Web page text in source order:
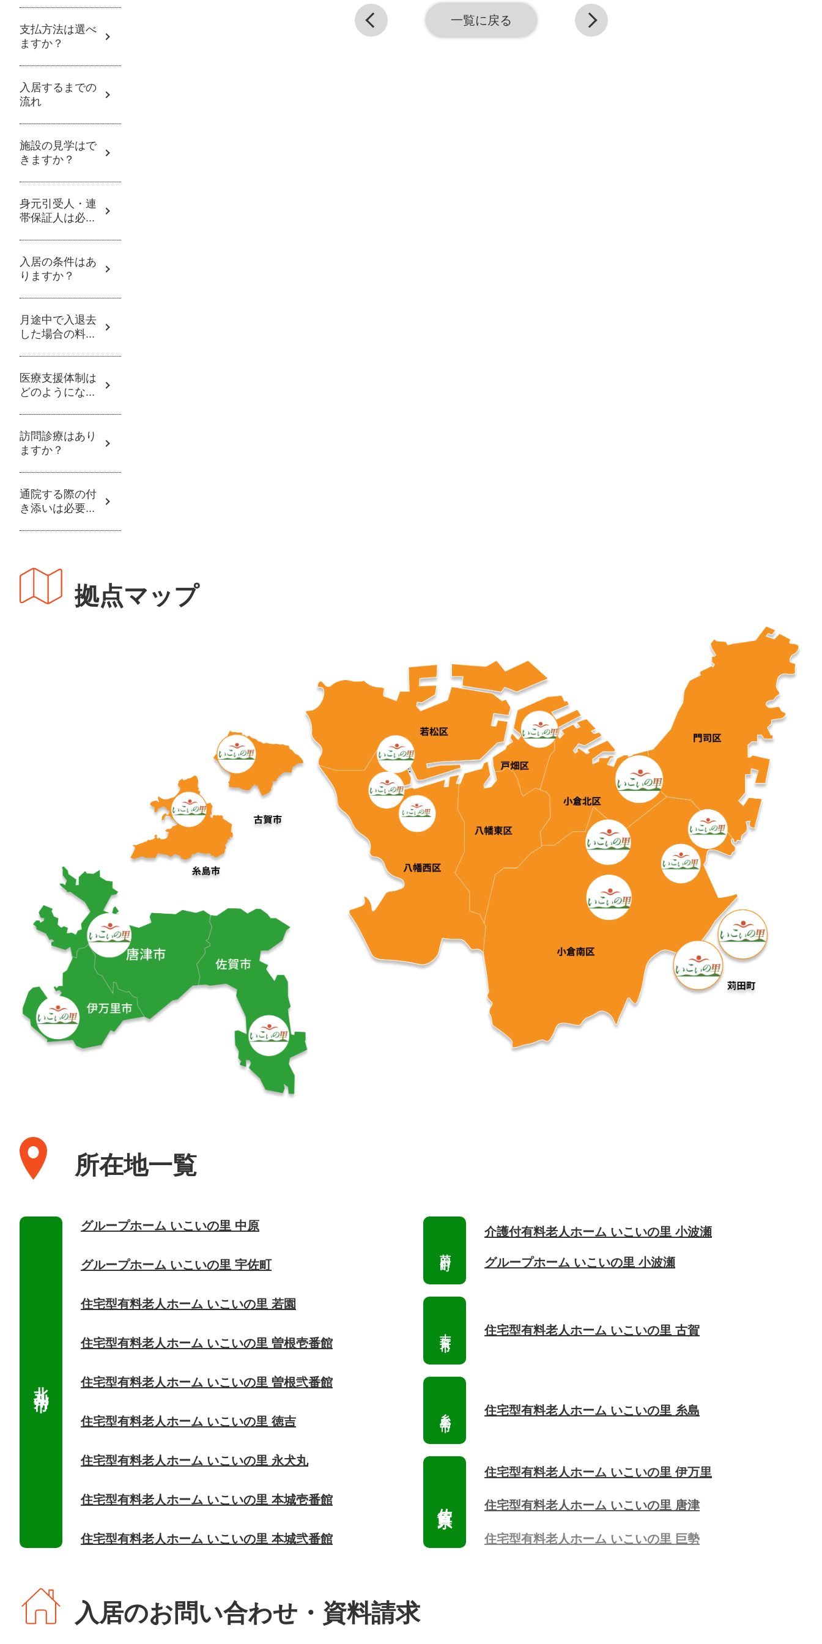
一覧に戻る
支払方法は選べ
ますか？
入居するまでの
流れ
施設の見学はで
きますか？
身元引受人・連
帯保証人は必...
入居の条件はあ
りますか？
月途中で入退去
した場合の料...
医療支援体制は
どのようにな...
訪問診療はあり
ますか？
通院する際の付
き添いは必要...
拠点マップ
所在地一覧
グループホーム いこいの里 中原
グループホーム いこいの里 宇佐町
住宅型有料老人ホーム いこいの里 若園
住宅型有料老人ホーム いこいの里 曽根壱番館
住宅型有料老人ホーム いこいの里 曽根弐番館
住宅型有料老人ホーム いこいの里 徳吉
住宅型有料老人ホーム いこいの里 永犬丸
住宅型有料老人ホーム いこいの里 本城壱番館
住宅型有料老人ホーム いこいの里 本城弐番館
介護付有料老人ホーム いこいの里 小波瀬
グループホーム いこいの里 小波瀬
住宅型有料老人ホーム いこいの里 古賀
住宅型有料老人ホーム いこいの里 糸島
住宅型有料老人ホーム いこいの里 伊万里
住宅型有料老人ホーム いこいの里 唐津
住宅型有料老人ホーム いこいの里 巨勢
入居のお問い合わせ・資料請求